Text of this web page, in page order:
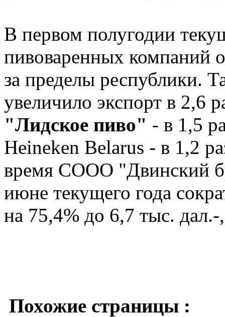
В первом полугодии
пивоваренных компаний
за пределы республики.
увеличило экспорт в 2,6
"Лидское пиво" - в 1,5
Heineken Belarus - в 1,2
время СООО "Двинский
июне текущего года
на 75,4% до 6,7 тыс.
Похожие страницы :